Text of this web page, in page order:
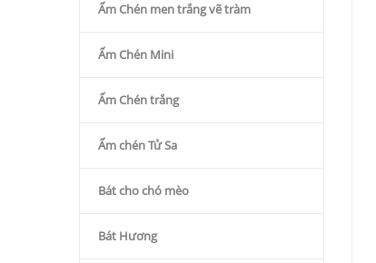
Ấm Chén men trắng vẽ tràm
Ấm Chén Mini
Ấm Chén trắng
Ấm chén Tử Sa
Bát cho chó mèo
Bát Hương